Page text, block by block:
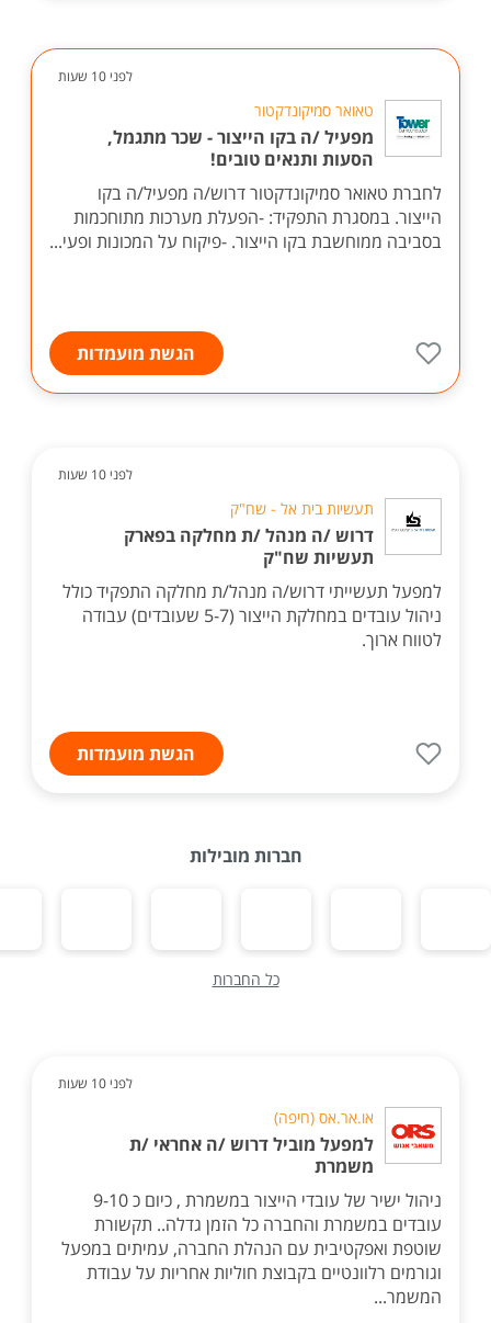
לפני 10 שעות
טאואר סמיקונדקטור
מפעיל /ה בקו הייצור - שכר מתגמל,
הסעות ותנאים טובים!
לחברת טאואר סמיקונדקטור דרוש/ה מפעיל/ה בקו
הייצור. במסגרת התפקיד: -הפעלת מערכות מתוחכמות
בסביבה ממוחשבת בקו הייצור. -פיקוח על המכונות ופעי...
הגשת מועמדות
לפני 10 שעות
תעשיות בית אל - שח"ק
דרוש /ה מנהל /ת מחלקה בפארק
תעשיות שח"ק
למפעל תעשייתי דרוש/ה מנהל/ת מחלקה התפקיד כולל
ניהול עובדים במחלקת הייצור (5-7 שעובדים) עבודה
לטווח ארוך.
הגשת מועמדות
חברות מובילות
כל החברות
לפני 10 שעות
או.אר.אס (חיפה)
למפעל מוביל דרוש /ה אחראי /ת
משמרת
ניהול ישיר של עובדי הייצור במשמרת , כיום כ 9-10
עובדים במשמרת והחברה כל הזמן גדלה.. תקשורת
שוטפת ואפקטיבית עם הנהלת החברה, עמיתים במפעל
וגורמים רלוונטיים בקבוצת חוליות אחריות על עבודת
המשמר...